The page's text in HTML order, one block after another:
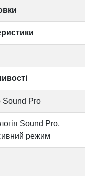
Sound Pro
Sound Pro,
режим